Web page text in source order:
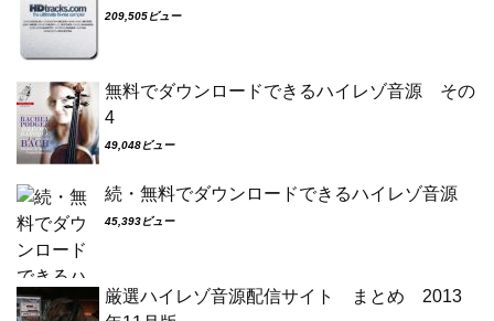
209,505ビュー
無料でダウンロードできるハイレゾ音源 その
4
49,048ビュー
続・無料でダウンロードできるハイレゾ音源
45,393ビュー
厳選ハイレゾ音源配信サイト まとめ 2013